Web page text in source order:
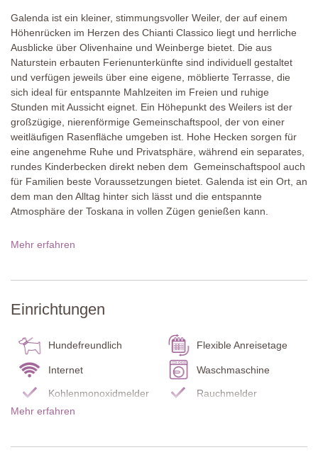
Galenda ist ein kleiner, stimmungsvoller Weiler, der auf einem
Höhenrücken im Herzen des Chianti Classico liegt und herrliche
Ausblicke über Olivenhaine und Weinberge bietet. Die aus
Naturstein erbauten Ferienunterkünfte sind individuell gestaltet
und verfügen jeweils über eine eigene, möblierte Terrasse, die
sich ideal für entspannte Mahlzeiten im Freien und ruhige
Stunden mit Aussicht eignet. Ein Höhepunkt des Weilers ist der
großzügige, nierenförmige Gemeinschaftspool, der von einer
weitläufigen Rasenfläche umgeben ist. Hohe Hecken sorgen für
eine angenehme Ruhe und Privatsphäre, während ein separates,
rundes Kinderbecken direkt neben dem Gemeinschaftspool auch
für Familien beste Voraussetzungen bietet. Galenda ist ein Ort, an
dem man den Alltag hinter sich lässt und die entspannte
Atmosphäre der Toskana in vollen Zügen genießen kann.
Der Weiler liegt nur 4 km von Lecchi entfernt, wo das sehr gute
Restaurants liegt etwa 6 km entfernt. In der näheren Umgebung
laden zahlreiche Weingüter zu Verkostungen ein, darunter
Castello di Brolio in rund 20 Minuten erreichbar ist. Siena, Arezzo
und Florenz sind allesamt hervorragende Optionen für
unvergessliche Tagesausflüge.
Über diese Ferienunterkunft
Caravaggio ist eine Ferienwohnung im Erdgeschoss mit
schönen Kontrast zur geschmackvollen modernen Einrichtung
Mehr erfahren
Einrichtungen
Hundefreundlich Flexible Anreisetage
Internet Waschmaschine
Kohlenmonoxidmelder
Rauchmelder
Feuerlöscher
Mehr erfahren